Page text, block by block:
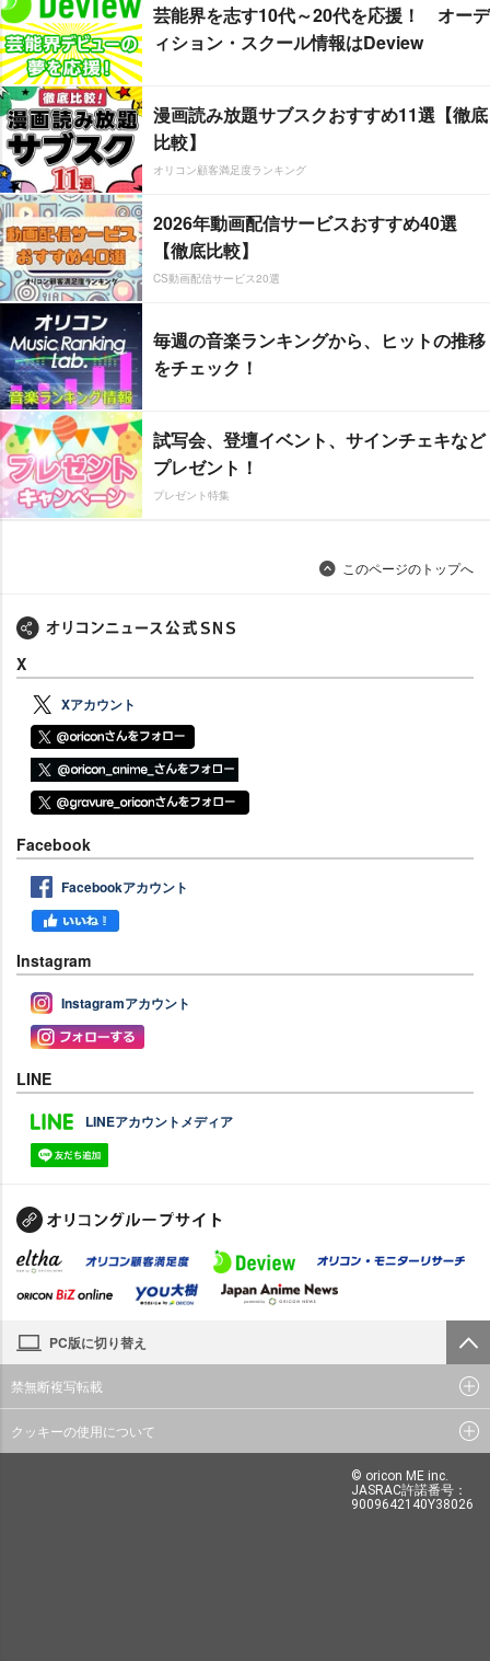
芸能界を志す10代～20代を応援！ オーデ
ィション・スクール情報はDeview
漫画読み放題サブスクおすすめ11選【徹底
比較】
オリコン顧客満足度ランキング
2026年動画配信サービスおすすめ40選
【徹底比較】
CS動画配信サービス20選
毎週の音楽ランキングから、ヒットの推移
をチェック！
試写会、登壇イベント、サインチェキなど
プレゼント！
プレゼント特集
このページのトップへ
X
Xアカウント
Facebook
Facebookアカウント
Instagram
Instagramアカウント
LINE
LINEアカウントメディア
PC版に切り替え
禁無断複写転載
クッキーの使用について
© oricon ME inc.
JASRAC許諾番号：
9009642140Y38026